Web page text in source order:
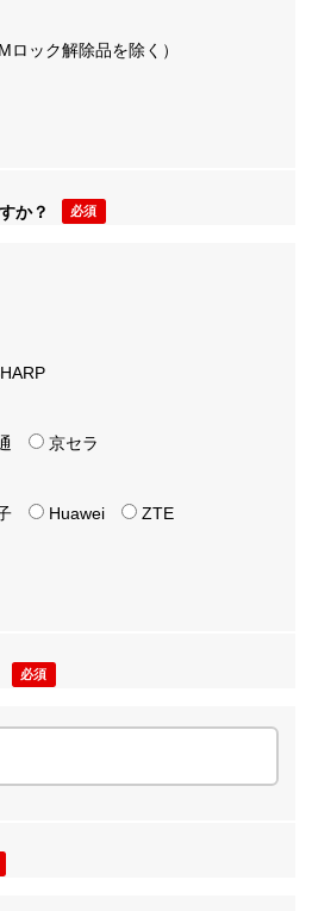
ロック解除品を除く）
か？ 必須
京セラ
Huawei ZTE
必須